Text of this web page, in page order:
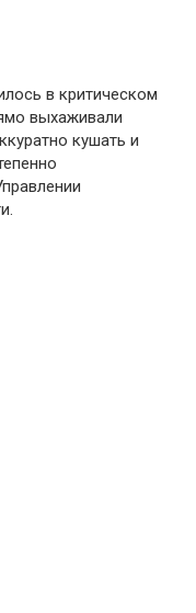
в критическом
выхаживали
кушать и